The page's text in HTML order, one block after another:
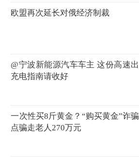
欧盟再次延长对俄经济制裁
@宁波新能源汽车车主 这份高速
充电指南请收好
一次性买8斤黄金？“购买黄金”诈
点骗走老人270万元